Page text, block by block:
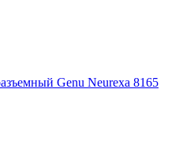
Genu Neurexa 8165